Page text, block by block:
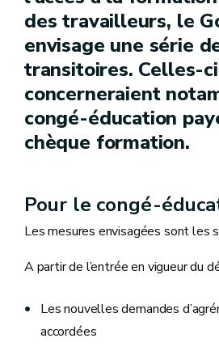
des travailleurs, le
envisage une série
transitoires. Celles-ci
concerneraient
congé-éducation
chèque formation.
Pour le congé-
Les mesures envisagées sont les
A partir de l’entrée en vigueur du
Les nouvelles demandes
accordées